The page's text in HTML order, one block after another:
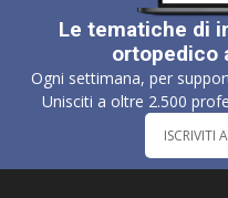
Le tematiche di
ortopedico
Ogni settimana, per
Unisciti a oltre 2.500
ISCRIVITI